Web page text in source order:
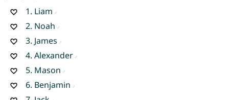
1. Liam
2. Noah
3. James
4. Alexander
5. Mason
6. Benjamin